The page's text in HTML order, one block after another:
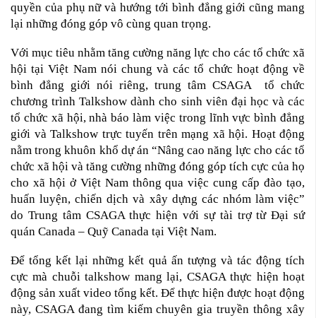
quyền của phụ nữ và hướng tới bình đẳng giới cũng mang
lại những đóng góp vô cùng quan trọng.
Với mục tiêu nhằm tăng cường năng lực cho các tổ chức xã
hội tại Việt Nam nói chung và các tổ chức hoạt động về
bình đẳng giới nói riêng, trung tâm CSAGA tổ chức
chương trình Talkshow dành cho sinh viên đại học và các
tổ chức xã hội, nhà báo làm việc trong lĩnh vực bình đẳng
giới và Talkshow trực tuyến trên mạng xã hội. Hoạt động
nằm trong khuôn khổ dự án “Nâng cao năng lực cho các tổ
chức xã hội và tăng cường những đóng góp tích cực của họ
cho xã hội ở Việt Nam thông qua việc cung cấp đào tạo,
huấn luyện, chiến dịch và xây dựng các nhóm làm việc”
do Trung tâm CSAGA thực hiện với sự tài trợ từ Đại sứ
quán Canada – Quỹ Canada tại Việt Nam.
Để tổng kết lại những kết quả ấn tượng và tác động tích
cực mà chuỗi talkshow mang lại, CSAGA thực hiện hoạt
động sản xuất video tổng kết. Để thực hiện được hoạt động
này, CSAGA đang tìm kiếm chuyên gia truyền thông xây